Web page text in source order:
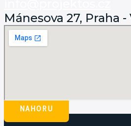
Mánesova 27, Praha
NAHORU